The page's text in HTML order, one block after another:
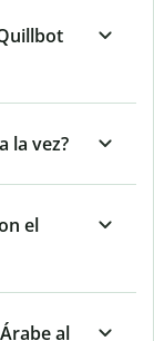
la vez?
el
al